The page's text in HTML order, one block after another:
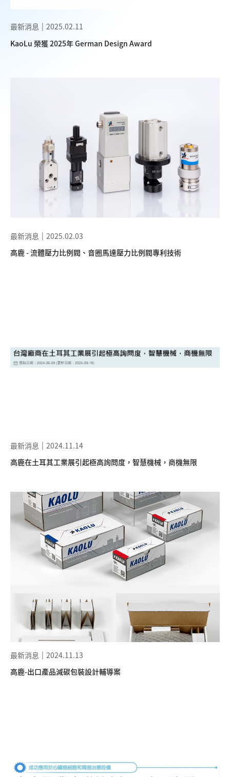
最新消息
2025.02.11
KaoLu 榮獲 2025年 German Design Award
最新消息
2025.02.03
高鹿 - 流體壓力比例閥、音圈馬達壓力比例閥專利技術
最新消息
2024.11.14
高鹿在土耳其工業展引起極高詢問度，智慧機械，商機無限
最新消息
2024.11.13
高鹿-出口產品減碳包裝設計輔導案